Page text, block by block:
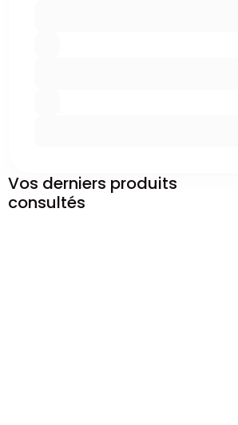
Vos derniers produits
consultés